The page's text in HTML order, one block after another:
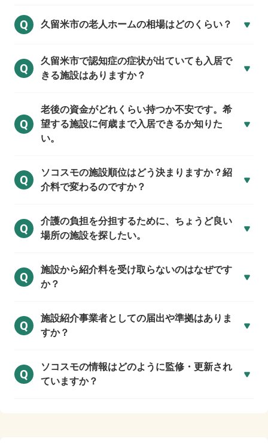
Q 久留米市の老人ホームの相場はどのくらい？
Q
久留米市で認知症の症状が出ていても入居で
きる施設はありますか？
Q
老後の資金がどれくらい持つか不安です。希
望する施設に何歳まで入居できるか知りた
い。
Q
ソコスモの施設順位はどう決まりますか？紹
介料で変わるのですか？
Q
介護の負担を分担するために、ちょうど良い
場所の施設を探したい。
Q
施設から紹介料を受け取らないのはなぜです
か？
Q
施設紹介事業者としての届出や準拠はありま
すか？
Q
ソコスモの情報はどのように監修・更新され
ていますか？